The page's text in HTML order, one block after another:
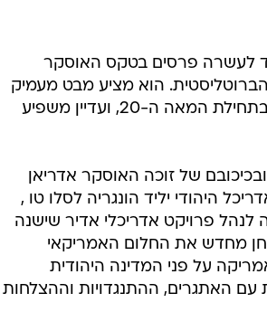
לעשרה פרסים בטקס האוסקר
הוא מציע מבט מעמיק
על הזרם האדריכלי, שמייצג זרם עיצובי כולל שהפלך לאייקוני בתחילת המאה ה-20, ועדיין משפיע
של זוכה האוסקר אדריאן
היהודי יליד הונגריה לסלו טו ,
פרויקט אדריכלי אדיר שישנה
שבוחן מחדש את החלום האמריקאי
על פני המדינה היהודית
האתגרים, ההתנגדויות וההצלחות